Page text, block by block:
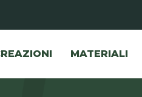
MATERIALI